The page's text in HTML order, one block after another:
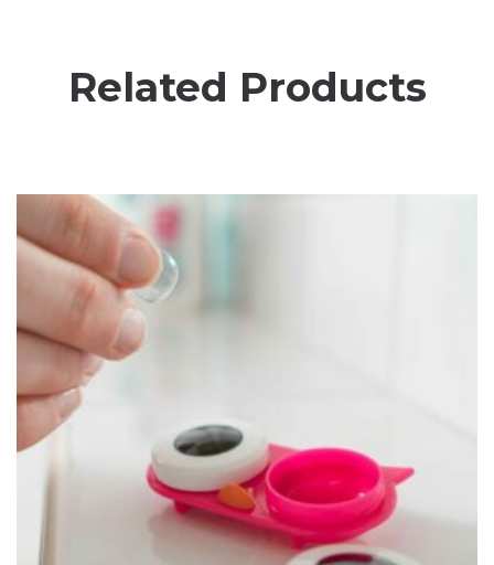
Related Products